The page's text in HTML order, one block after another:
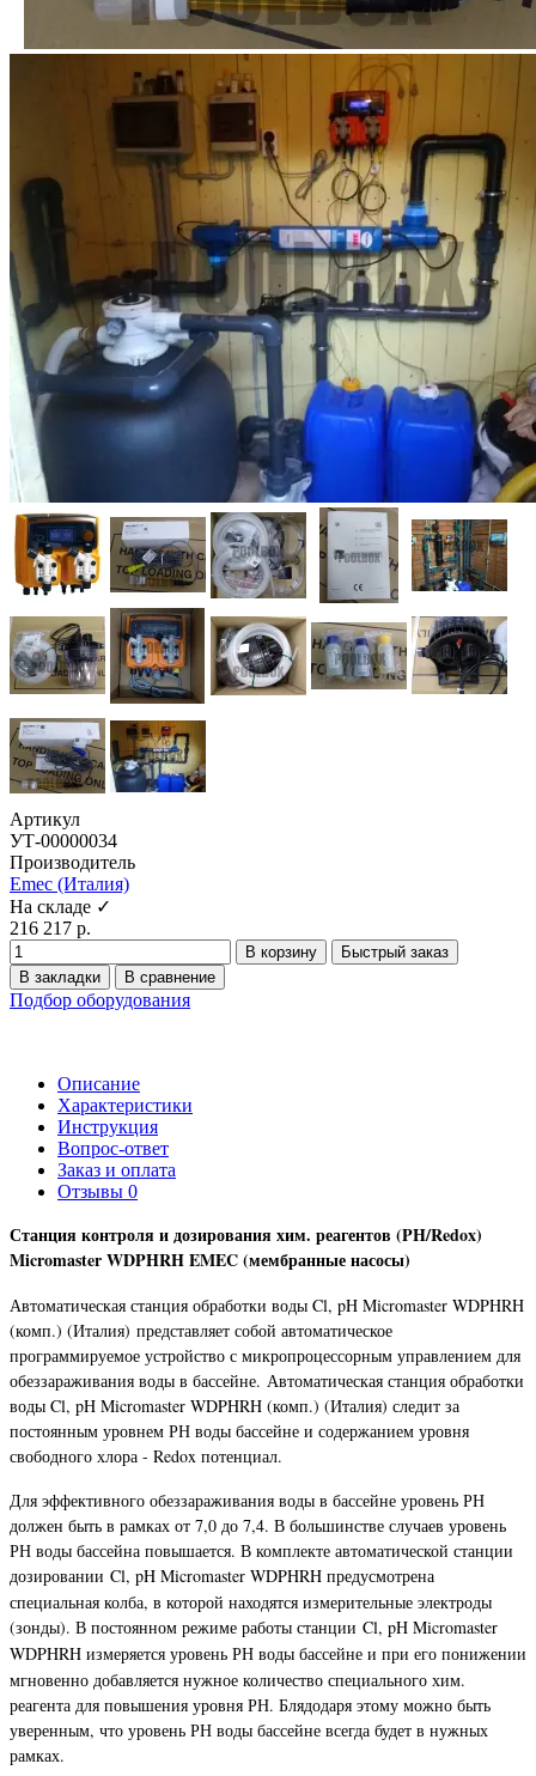
Артикул
УТ-00000034
Производитель
Emec (Италия)
На складе ✓
216 217 р.
В корзину
Быстрый заказ
В закладки
В сравнение
Подбор оборудования
Описание
Характеристики
Инструкция
Вопрос-ответ
Заказ и оплата
Отзывы 0
Станция контроля и дозирования хим. реагентов (PH/Redox)
Micromaster WDPHRH EMEC (мембранные насосы)
Автоматическая станция обработки воды Cl, pH Micromaster WDPHRH
(комп.) (Италия) представляет собой автоматическое
программируемое устройство с микропроцессорным управлением для
обеззараживания воды в бассейне. Автоматическая станция обработки
воды Cl, pH Micromaster WDPHRH (комп.) (Италия) следит за
постоянным уровнем РН воды бассейне и содержанием уровня
свободного хлора - Redox потенциал.
Для эффективного обеззараживания воды в бассейне уровень РН
должен быть в рамках от 7,0 до 7,4. В большинстве случаев уровень
РН воды бассейна повышается. В комплекте автоматической станции
дозировании Cl, pH Micromaster WDPHRH предусмотрена
специальная колба, в которой находятся измерительные электроды
(зонды). В постоянном режиме работы станции Cl, pH Micromaster
WDPHRH измеряется уровень РН воды бассейне и при его понижении
мгновенно добавляется нужное количество специального хим.
реагента для повышения уровня РН. Блядодаря этому можно быть
уверенным, что уровень РН воды бассейне всегда будет в нужных
рамках.